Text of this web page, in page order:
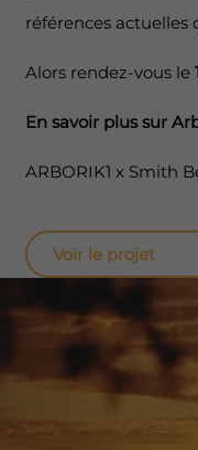
références actuelles
Alors rendez-vous le
En savoir plus sur
ARBORIK1 x Smith
Voir le projet